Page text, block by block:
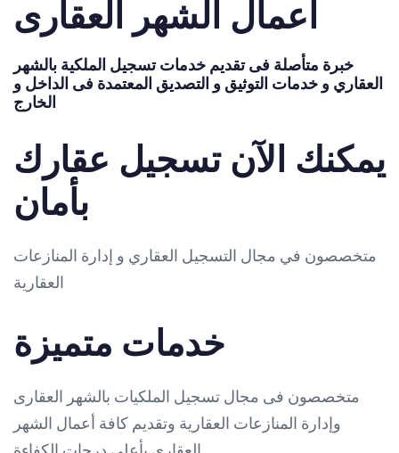
أعمال الشهر العقارى
خبرة متأصلة فى تقديم خدمات تسجيل الملكية بالشهر
العقاري و خدمات التوثيق و التصديق المعتمدة فى الداخل و
الخارج
يمكنك الآن تسجيل عقارك
بأمان
متخصصون في مجال التسجيل العقاري و إدارة المنازعات
العقارية
خدمات متميزة
متخصصون فى مجال تسجيل الملكيات بالشهر العقارى
وإدارة المنازعات العقارية وتقديم كافة أعمال الشهر